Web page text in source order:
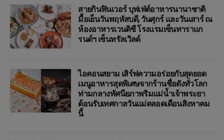
สายกินฟินเวอร์ บุฟเฟ่ต์อาหารนานาชาติ
มื้อเย็นวันพฤหัสบดี, วันศุกร์ และวันเสาร์ ณ
ห้องอาหารเวนติซี โรงแรมเซ็นทาราแก
รนด์ฯ เซ็นทรัลเวิลด์
ไอคอนสยาม เสิร์ฟความอร่อยกับสุดยอด
เมนูอาหารสุดพิเศษจากร้านชื่อดังทั่วโลก
ท่ามกลางทัศนียภาพริมแม่น้ำเจ้าพระยา
ต้อนรับเทศกาลวันแม่ตลอดเดือนสิงหาคม
นี้